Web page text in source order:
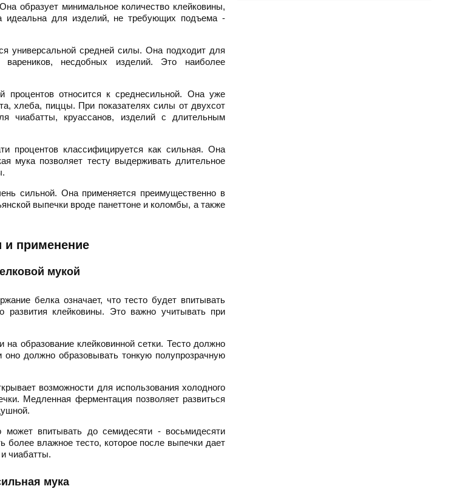
образует минимальное количество клейковины,
идеальна для изделий, не требующих подъема -
универсальной средней силы. Она подходит для
несдобных изделий. Это наиболее
относится к среднесильной. Она уже
хлеба, пиццы. При показателях силы от двухсот
чиабатты, круассанов, изделий с длительным
процентов классифицируется как сильная. Она
мука позволяет тесту выдерживать длительное
сильной. Она применяется преимущественно в
выпечки вроде панеттоне и коломбы, а также
и применение
мукой
белка означает, что тесто будет впитывать
клейковины. Это важно учитывать при
образование клейковинной сетки. Тесто должно
оно должно образовывать тонкую полупрозрачную
возможности для использования холодного
Медленная ферментация позволяет развиться
впитывать до семидесяти - восьмидесяти
влажное тесто, которое после выпечки дает
чиабатты.
мука